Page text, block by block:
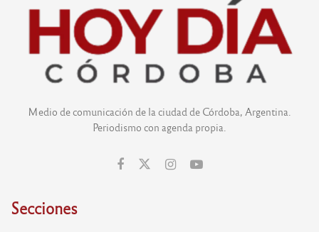
Medio de comunicación de la ciudad de Córdoba, Argentina.
Periodismo con agenda propia.
Secciones